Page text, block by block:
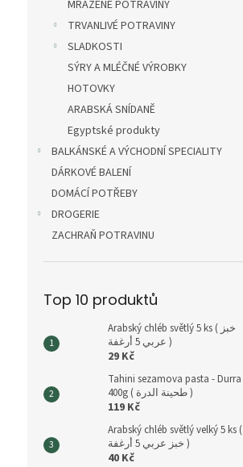
MRAŽENÉ POTRAVINY
TRVANLIVÉ POTRAVINY
SLADKOSTI
SÝRY A MLÉČNÉ VÝROBKY
HOTOVKY
ARABSKÁ SNÍDANĚ
Egyptské produkty
BALKÁNSKÉ A VÝCHODNÍ SPECIALITY
DÁRKOVÉ BALENÍ
DOMÁCÍ POTŘEBY
DROGERIE
ZACHRAŇ POTRAVINU
Top 10 produktů
Arabský chléb světlý 5 ks ( خبز
عربي 5 أرغفة )
29 Kč
Tahini sezamova pasta - Durra
400g ( طحينة الدرة )
119 Kč
Arabský chléb světlý velký 5 ks (
خبز عربي 5 أرغفة )
40 Kč